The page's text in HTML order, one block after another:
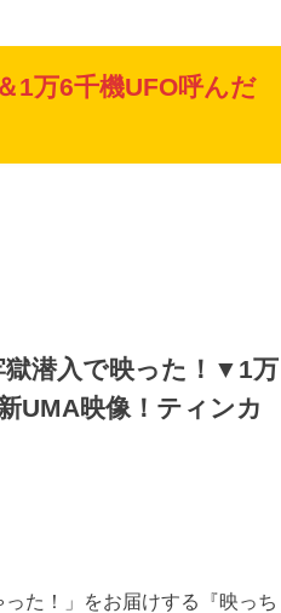
1万6千機UFO呼んだ
潜入で映った！▼1万
UMA映像！ティンカ
た！」をお届けする『映っち